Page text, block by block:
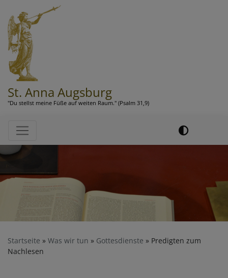
zum
Inhalt
St. Anna Augsburg
"Du stellst meine Füße auf weiten Raum." (Psalm 31,9)
Hauptnavigation
Startseite Was wir tun Gottesdienste
Predigten zum
Nachlesen